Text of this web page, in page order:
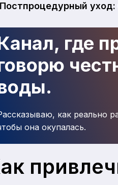
Постпроцедурный уход:
где
как реально
она окупалась.